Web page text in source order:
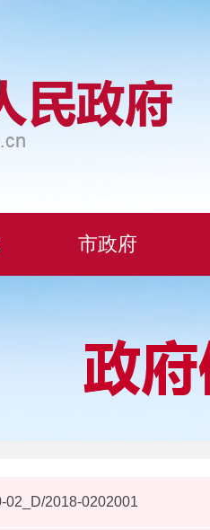
市政府
02_D/2018-0202001